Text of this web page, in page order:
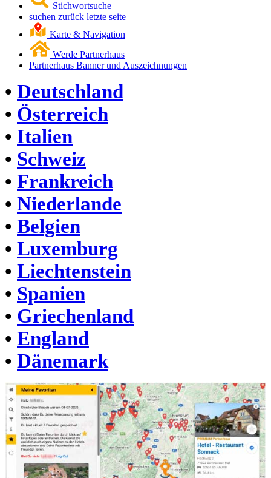
Stichwortsuche
suchen zurück letzte seite
Karte & Navigation
Werde Partnerhaus
Partnerhaus Banner und Auszeichnungen
• Deutschland
• Österreich
• Italien
• Schweiz
• Frankreich
• Niederlande
• Belgien
• Luxemburg
• Liechtenstein
• Spanien
• Griechenland
• England
• Dänemark